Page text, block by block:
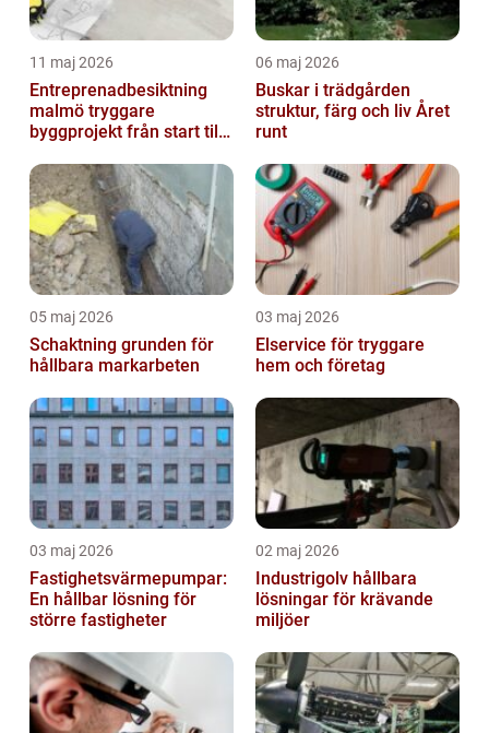
11 maj 2026
Entreprenadbesiktning
malmö tryggare
byggprojekt från start till
06 maj 2026
Buskar i trädgården
struktur, färg och liv Året
runt
05 maj 2026
Schaktning grunden för
hållbara markarbeten
03 maj 2026
Elservice för tryggare
hem och företag
03 maj 2026
Fastighetsvärmepumpar:
En hållbar lösning för
större fastigheter
02 maj 2026
Industrigolv hållbara
lösningar för krävande
miljöer